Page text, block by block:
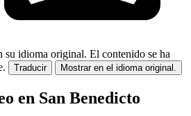
su idioma original. El contenido se ha
Traducir Mostrar en el idioma original.
en San Benedicto